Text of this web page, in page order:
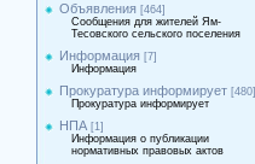
Объявления [464]
Сообщения для жителей Ям-
Тесовского сельского поселения
Информация [7]
Информация
Прокуратура информирует [480]
Прокуратура информирует
НПА [1]
Информация о публикации
нормативных правовых актов